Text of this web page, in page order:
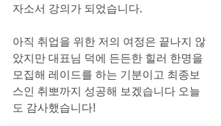
자소서 강의가 되었습니다.
아직 취업을 위한 저의 여정은 끝나지 않
았지만 대표님 덕에 든든한 힐러 한명을
모집해 레이드를 하는 기분이고 최종보
스인 취뽀까지 성공해 보겠습니다 오늘
도 감사했습니다!